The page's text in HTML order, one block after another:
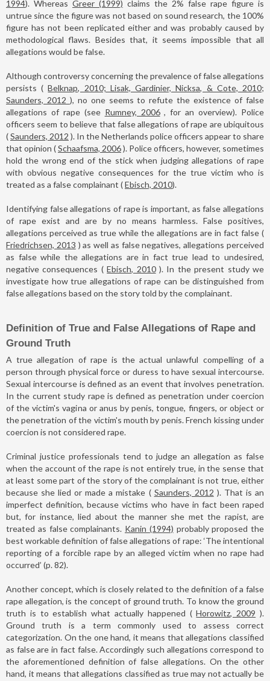
1994). Whereas Greer (1999) claims the 2% false rape figure is
untrue since the figure was not based on sound research, the 100%
figure has not been replicated either and was probably caused by
methodological flaws. Besides that, it seems impossible that all
allegations would be false.
Although controversy concerning the prevalence of false allegations
persists (Belknap, 2010; Lisak, Gardinier, Nicksa, & Cote, 2010;
Saunders, 2012 ), no one seems to refute the existence of false
allegations of rape (see Rumney, 2006, for an overview). Police
officers seem to believe that false allegations of rape are ubiquitous
(Saunders, 2012 ). In the Netherlands police officers appear to share
that opinion (Schaafsma, 2006). Police officers, however, sometimes
hold the wrong end of the stick when judging allegations of rape
with obvious negative consequences for the true victim who is
treated as a false complainant (Ebisch, 2010).
Identifying false allegations of rape is important, as false allegations
of rape exist and are by no means harmless. False positives,
allegations perceived as true while the allegations are in fact false (
Friedrichsen, 2013 ) as well as false negatives, allegations perceived
as false while the allegations are in fact true lead to undesired,
negative consequences (Ebisch, 2010). In the present study we
investigate how true allegations of rape can be distinguished from
false allegations based on the story told by the complainant.
Definition of True and False Allegations of Rape and
Ground Truth
A true allegation of rape is the actual unlawful compelling of a
person through physical force or duress to have sexual intercourse.
Sexual intercourse is defined as an event that involves penetration.
In the current study rape is defined as penetration under coercion
of the victim's vagina or anus by penis, tongue, fingers, or object or
the penetration of the victim's mouth by penis. French kissing under
coercion is not considered rape.
Criminal justice professionals tend to judge an allegation as false
when the account of the rape is not entirely true, in the sense that
at least some part of the story of the complainant is not true, either
because she lied or made a mistake ( Saunders, 2012 ). That is an
imperfect definition, because victims who have in fact been raped
but, for instance, lied about the manner she met the rapist, are
treated as false complainants. Kanin (1994) probably proposed the
best workable definition of false allegations of rape: ‘The intentional
reporting of a forcible rape by an alleged victim when no rape had
occurred’ (p. 82).
Another concept, which is closely related to the definition of a false
rape allegation, is the concept of ground truth. To know the ground
truth is to establish what actually happened (Horowitz, 2009 ).
Ground truth is a term commonly used to assess correct
categorization. On the one hand, it means that allegations classified
as false are in fact false. Accordingly such allegations correspond to
the aforementioned definition of false allegations. On the other
hand, it means that allegations classified as true may not actually be